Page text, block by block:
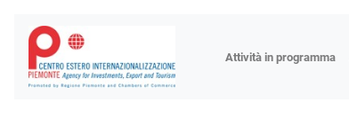
Attività in programma